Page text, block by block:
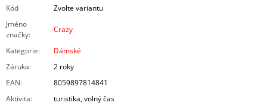
Kód
Zvolte variantu
Jméno
značky:
Crazy
Kategorie:
Dámské
Záruka:
2 roky
EAN:
8059897814841
Aktivita:
turistika, volný čas